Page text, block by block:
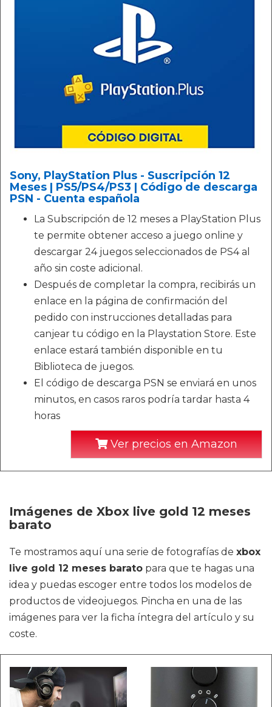
Sony, PlayStation Plus - Suscripción 12
Meses | PS5/PS4/PS3 | Código de descarga
PSN - Cuenta española
La Subscripción de 12 meses a PlayStation Plus
te permite obtener acceso a juego online y
descargar 24 juegos seleccionados de PS4 al
año sin coste adicional.
Después de completar la compra, recibirás un
enlace en la página de confirmación del
pedido con instrucciones detalladas para
canjear tu código en la Playstation Store. Este
enlace estará también disponible en tu
Biblioteca de juegos.
El código de descarga PSN se enviará en unos
minutos, en casos raros podría tardar hasta 4
horas
Ver precios en Amazon
Imágenes de Xbox live gold 12 meses
barato
Te mostramos aquí una serie de fotografías de xbox
live gold 12 meses barato para que te hagas una
idea y puedas escoger entre todos los modelos de
productos de videojuegos. Pincha en una de las
imágenes para ver la ficha íntegra del artículo y su
coste.